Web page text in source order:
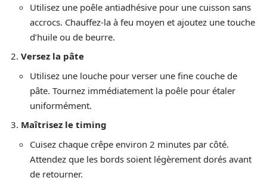
Utilisez une poêle antiadhésive pour une cuisson sans
accrocs. Chauffez-la à feu moyen et ajoutez une touche
d’huile ou de beurre.
Versez la pâte
Utilisez une louche pour verser une fine couche de
pâte. Tournez immédiatement la poêle pour étaler
uniformément.
Maîtrisez le timing
Cuisez chaque crêpe environ 2 minutes par côté.
Attendez que les bords soient légèrement dorés avant
de retourner.